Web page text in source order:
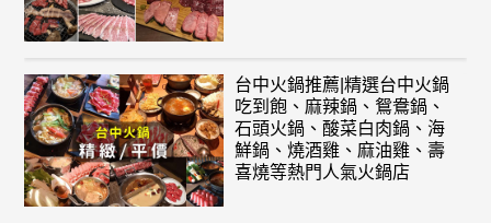
台中火鍋推薦|精選台中火鍋
吃到飽、麻辣鍋、鴛鴦鍋、
石頭火鍋、酸菜白肉鍋、海
鮮鍋、燒酒雞、麻油雞、壽
喜燒等熱門人氣火鍋店